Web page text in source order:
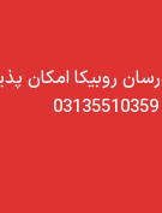
روبیکا امکان